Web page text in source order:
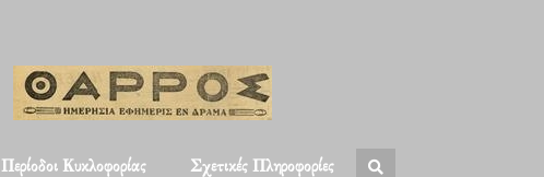
Περίοδοι Κυκλοφορίας Σχετικές Πληροφορίες